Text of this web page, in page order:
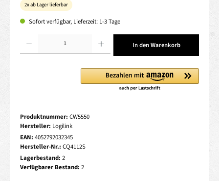
2x ab Lager lieferbar
Sofort verfügbar, Lieferzeit: 1-3 Tage
Produkt Anzahl: Gib den gewünschten Wert ein oder benutze die Schaltflächen um
In den Warenkorb
Produktnummer: CW5550
Hersteller: Logilink
EAN: 4052792032345
Hersteller-Nr.: CQ4112S
Lagerbestand: 2
Verfügbarer Bestand: 2